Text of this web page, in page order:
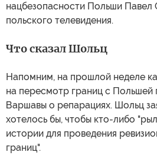
нацбезопасности Польши Павел
польского телевидения.
Что сказал Шольц
Напомним, на прошлой неделе
на пересмотр границ с Польшей
Варшавы о репарациях. Шольц
хотелось бы, чтобы кто-либо
истории для проведения
границ".